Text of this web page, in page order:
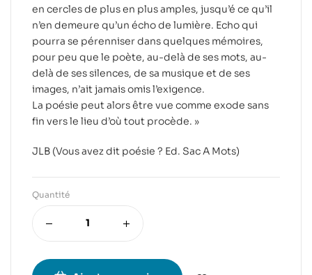
en cercles de plus en plus amples, jusqu’é ce qu’il
n’en demeure qu’un écho de lumière. Echo qui
pourra se pérenniser dans quelques mémoires,
pour peu que le poète, au-delà de ses mots, au-
delà de ses silences, de sa musique et de ses
images, n’ait jamais omis l’exigence.
La poésie peut alors être vue comme exode sans
fin vers le lieu d’où tout procède. »
JLB (Vous avez dit poésie ? Ed. Sac A Mots)
Quantité